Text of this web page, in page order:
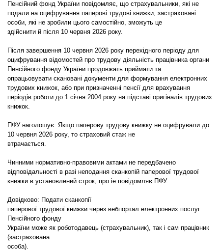
Пенсійний фонд України повідомляє, що страхувальники, які не
подали на оцифрування паперові трудові книжки, застраховані
особи, які не зробили цього самостійно, зможуть це
здійснити й після 10 червня 2026 року.
Після завершення 10 червня 2026 року перехідного періоду для
оцифрування відомостей про трудову діяльність працівника органи
Пенсійного фонду України продовжать приймати та
опрацьовувати скановані документи для формування електронних
трудових книжок, або при призначенні пенсії для врахування
періодів роботи до 1 січня 2004 року на підставі оригіналів трудових
книжок.
ПФУ наголошує: Якщо паперову трудову книжку не оцифрували до
10 червня 2026 року, то страховий стаж не
втрачається.
Чинними нормативно-правовими актами не передбачено
відповідальності в разі неподання сканкопій паперової трудової
книжки в установлений строк, про іе повідомляє ПФУ.
Довідково: Подати сканкопії
паперової трудової книжки через вебпортал електронних послуг
Пенсійного фонду
України може як роботодавець (страхувальник), так і сам працівник
(застрахована
особа).